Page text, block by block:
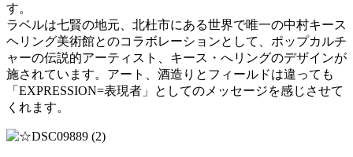
す。
ラベルは七賢の地元、北杜市にある世界で唯一の中村キース
ヘリング美術館とのコラボレーションとして、ポップカルチ
ャーの伝説的アーティスト、キース・へリングのデザインが
施されています。アート、酒造りとフィールドは違っても
「EXPRESSION=表現者」としてのメッセージを感じさせて
くれます。